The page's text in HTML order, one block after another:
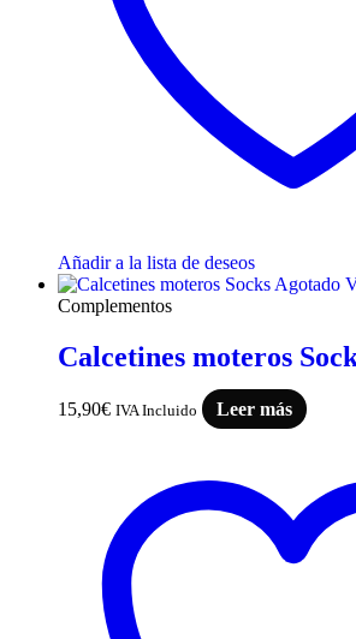
Añadir a la lista de deseos
Agotado
Complementos
Calcetines moteros
15,90€ IVA Incluido Leer más